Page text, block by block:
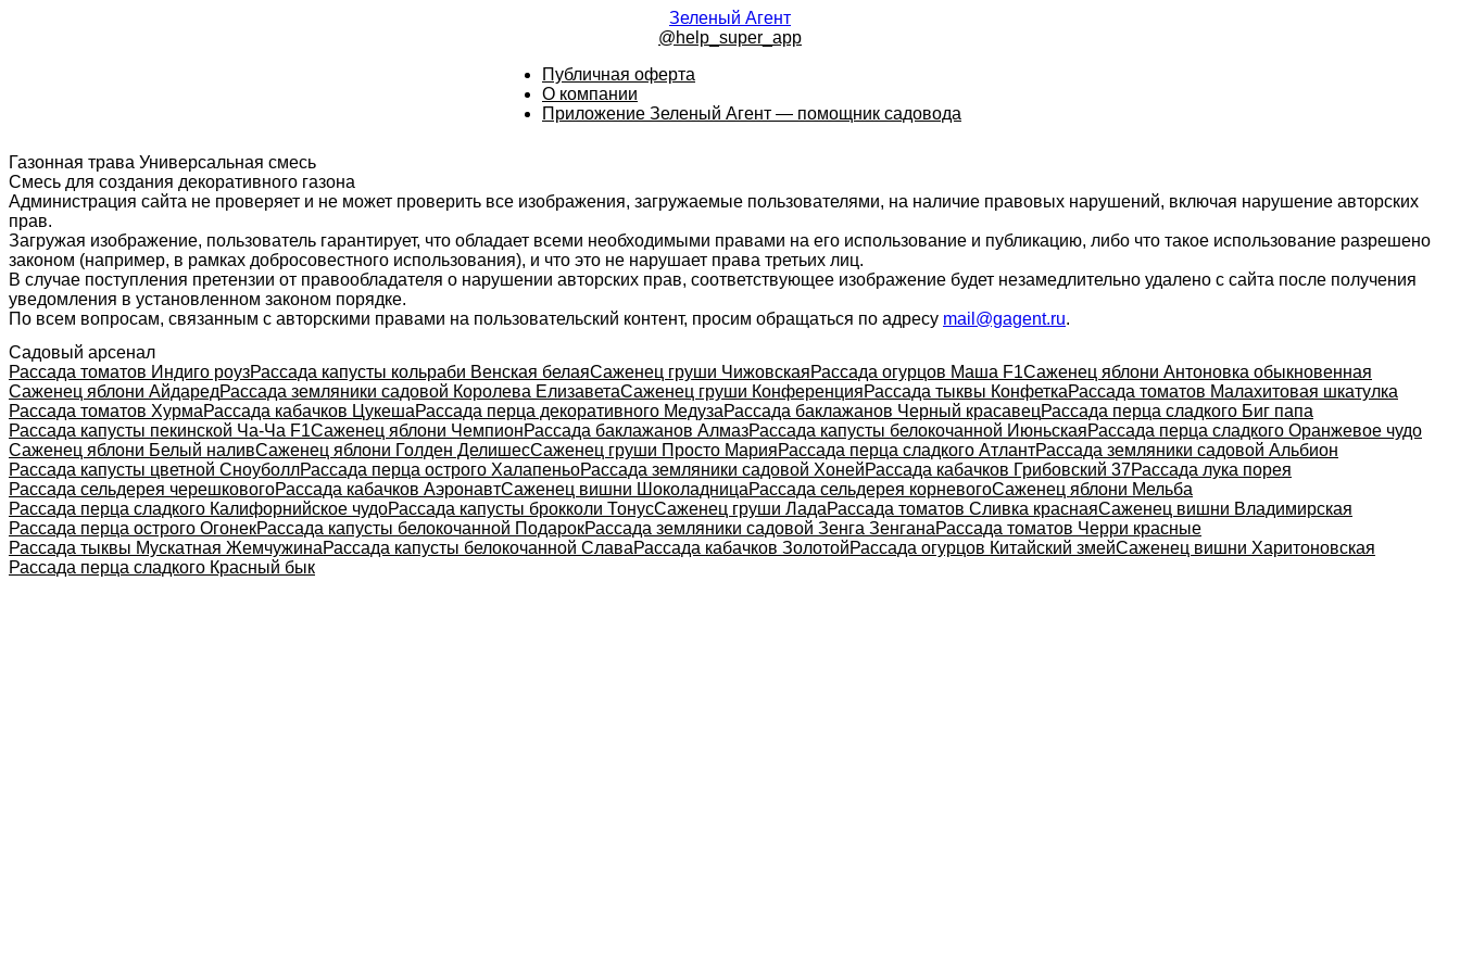
Зеленый Агент
@help_super_app
Публичная оферта
О компании
Приложение Зеленый Агент — помощник садовода
Газонная трава Универсальная смесь
Смесь для создания декоративного газона
Администрация сайта не проверяет и не может проверить все изображения, загружаемые пользователями, на наличие правовых нарушений, включая нарушение авторских
прав.
Загружая изображение, пользователь гарантирует, что обладает всеми необходимыми правами на его использование и публикацию, либо что такое использование разрешено
законом (например, в рамках добросовестного использования), и что это не нарушает права третьих лиц.
В случае поступления претензии от правообладателя о нарушении авторских прав, соответствующее изображение будет незамедлительно удалено с сайта после получения
уведомления в установленном законом порядке.
По всем вопросам, связанным с авторскими правами на пользовательский контент, просим обращаться по адресу mail@gagent.ru.
Садовый арсенал
Рассада томатов Индиго роузРассада капусты кольраби Венская белаяСаженец груши ЧижовскаяРассада огурцов Маша F1Саженец яблони Антоновка обыкновенная
Саженец яблони АйдаредРассада земляники садовой Королева ЕлизаветаСаженец груши КонференцияРассада тыквы КонфеткаРассада томатов Малахитовая шкатулка
Рассада томатов ХурмаРассада кабачков ЦукешаРассада перца декоративного МедузаРассада баклажанов Черный красавецРассада перца сладкого Биг папа
Рассада капусты пекинской Ча-Ча F1Саженец яблони ЧемпионРассада баклажанов АлмазРассада капусты белокочанной ИюньскаяРассада перца сладкого Оранжевое чудо
Саженец яблони Белый наливСаженец яблони Голден ДелишесСаженец груши Просто МарияРассада перца сладкого АтлантРассада земляники садовой Альбион
Рассада капусты цветной СноуболлРассада перца острого ХалапеньоРассада земляники садовой ХонейРассада кабачков Грибовский 37Рассада лука порея
Рассада сельдерея черешковогоРассада кабачков АэронавтСаженец вишни ШоколадницаРассада сельдерея корневогоСаженец яблони Мельба
Рассада перца сладкого Калифорнийское чудоРассада капусты брокколи ТонусСаженец груши ЛадаРассада томатов Сливка краснаяСаженец вишни Владимирская
Рассада перца острого ОгонекРассада капусты белокочанной ПодарокРассада земляники садовой Зенга ЗенганаРассада томатов Черри красные
Рассада тыквы Мускатная ЖемчужинаРассада капусты белокочанной СлаваРассада кабачков ЗолотойРассада огурцов Китайский змейСаженец вишни Харитоновская
Рассада перца сладкого Красный бык